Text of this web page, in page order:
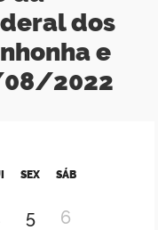
dos
e
08/2022
SEX SÁB
5
6